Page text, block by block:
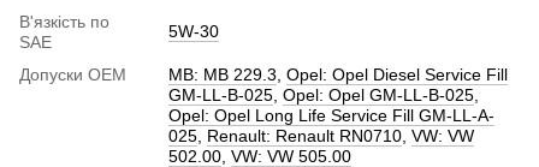
В'язкість по
SAE
5W-30
Допуски ОЕМ MB: MB 229.3 Opel: Opel Diesel Service Fill
GM-LL-B-025 Opel: Opel GM-LL-B-025
Opel: Opel Long Life Service Fill GM-LL-A-
025 Renault: Renault RN0710 VW: VW
502.00 VW: VW 505.00